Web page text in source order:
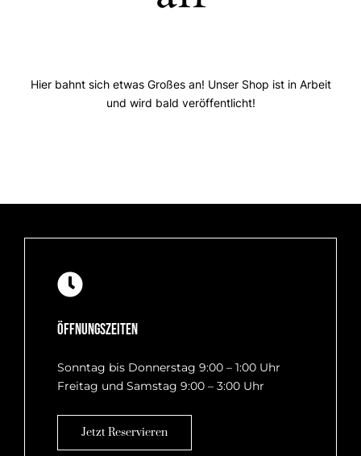
Hier bahnt sich etwas Großes an! Unser Shop ist in Arbeit
und wird bald veröffentlicht!
Öffnungszeiten
Sonntag bis Donnerstag 9:00 – 1:00 Uhr
Freitag und Samstag 9:00 – 3:00 Uhr
Jetzt Reservieren